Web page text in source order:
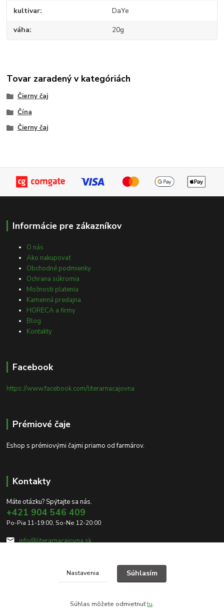
kultivar DaYe
váha 20g
Tovar zaradený v kategóriách
Čierny čaj
Čína
Čierny čaj
Informácie pre zákazníkov
O nás
Ako nakupovať
Obchodné podmienky
Ochrana súkromia
Možnosti platenia
Kamenná predajna
HORECA a firmy
Blog
Kontakty
Facebook
https://www.facebook.com/literarnacajovna
Prémiové čaje
Eshop s prémiovými čajmi priamo od farmárov.
Kontakty
Máte otázku? Spýtajte sa nás.
+421 904 546 409
Po-Pia 11-19:00, So-Ne 12-20:00
info@literarnacajovna.sk
Nastavenia Súhlasím
Súhlas môžete odmietnuťtu.